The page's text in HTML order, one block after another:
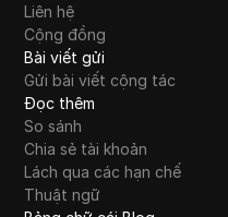
Liên hệ
Cộng đồng
Bài viết gửi
Gửi bài viết cộng tác
Đọc thêm
So sánh
Chia sẻ tài khoản
Lách qua các hạn chế
Thuật ngữ